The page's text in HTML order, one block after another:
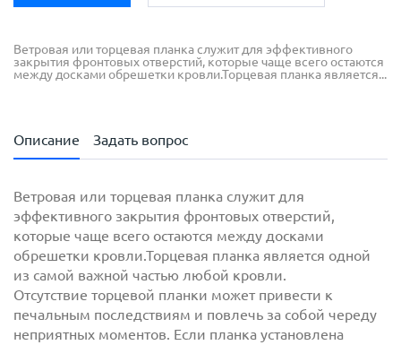
Ветровая или торцевая планка cлужит для эффективного
закрытия фронтовых отверстий, которые чаще всего остаются
между досками обрешетки кровли.Торцевая планка является...
Описание Задать вопрос
Ветровая или торцевая планка cлужит для
эффективного закрытия фронтовых отверстий,
которые чаще всего остаются между досками
обрешетки кровли.Торцевая планка является одной
из самой важной частью любой кровли.
Отсутствие торцевой планки может привести к
печальным последствиям и повлечь за собой череду
неприятных моментов. Если планка установлена